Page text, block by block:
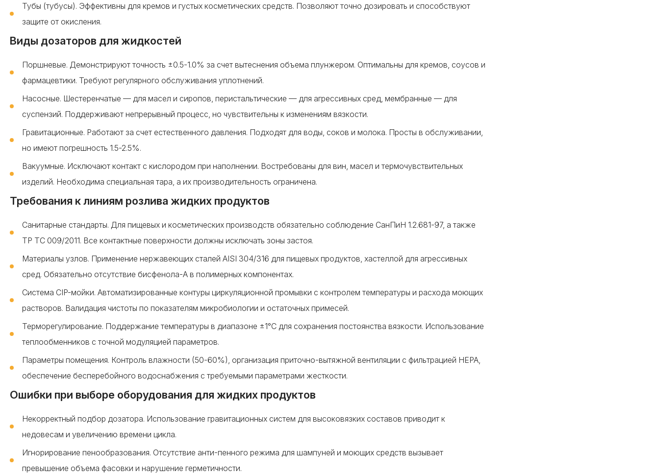
Тубы (тубусы). Эффективны для кремов и густых косметических средств. Позволяют точно дозировать и способствуют
защите от окисления.
Виды дозаторов для жидкостей
Поршневые. Демонстрируют точность ±0.5-1.0% за счет вытеснения объема плунжером. Оптимальны для кремов, соусов и
фармацевтики. Требуют регулярного обслуживания уплотнений.
Насосные. Шестеренчатые — для масел и сиропов, перистальтические — для агрессивных сред, мембранные — для
суспензий. Поддерживают непрерывный процесс, но чувствительны к изменениям вязкости.
Гравитационные. Работают за счет естественного давления. Подходят для воды, соков и молока. Просты в обслуживании,
но имеют погрешность 1.5-2.5%.
Вакуумные. Исключают контакт с кислородом при наполнении. Востребованы для вин, масел и термочувствительных
изделий. Необходима специальная тара, а их производительность ограничена.
Требования к линиям розлива жидких продуктов
Санитарные стандарты. Для пищевых и косметических производств обязательно соблюдение СанПиН 1.2.681-97, а также
ТР ТС 009/2011. Все контактные поверхности должны исключать зоны застоя.
Материалы узлов. Применение нержавеющих сталей AISI 304/316 для пищевых продуктов, хастеллой для агрессивных
сред. Обязательно отсутствие бисфенола-А в полимерных компонентах.
Система CIP-мойки. Автоматизированные контуры циркуляционной промывки с контролем температуры и расхода моющих
растворов. Валидация чистоты по показателям микробиологии и остаточных примесей.
Терморегулирование. Поддержание температуры в диапазоне ±1°C для сохранения постоянства вязкости. Использование
теплообменников с точной модуляцией параметров.
Параметры помещения. Контроль влажности (50-60%), организация приточно-вытяжной вентиляции с фильтрацией HEPA,
обеспечение бесперебойного водоснабжения с требуемыми параметрами жесткости.
Ошибки при выборе оборудования для жидких продуктов
Некорректный подбор дозатора. Использование гравитационных систем для высоковязких составов приводит к
недовесам и увеличению времени цикла.
Игнорирование пенообразования. Отсутствие анти-пенного режима для шампуней и моющих средств вызывает
превышение объема фасовки и нарушение герметичности.